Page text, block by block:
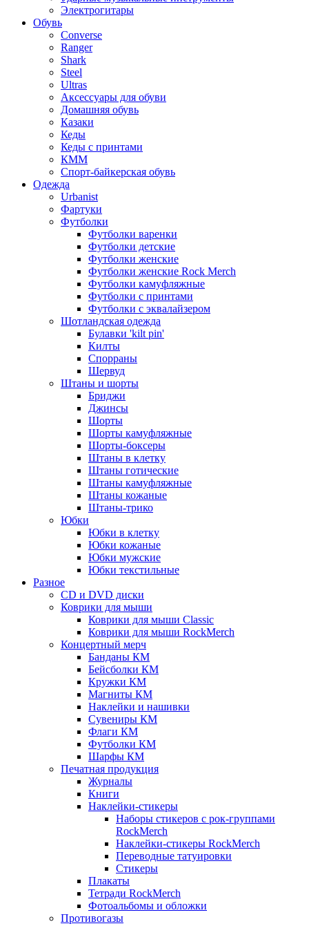
Электрогитары
Обувь
Converse
Ranger
Shark
Steel
Ultras
Аксессуары для обуви
Домашняя обувь
Казаки
Кеды
Кеды с принтами
КММ
Спорт-байкерская обувь
Одежда
Urbanist
Фартуки
Футболки
Футболки варенки
Футболки детские
Футболки женские
Футболки женские Rock Merch
Футболки камуфляжные
Футболки с принтами
Футболки с эквалайзером
Шотландская одежда
Булавки 'kilt pin'
Килты
Спорраны
Шервуд
Штаны и шорты
Бриджи
Джинсы
Шорты
Шорты камуфляжные
Шорты-боксеры
Штаны в клетку
Штаны готические
Штаны камуфляжные
Штаны кожаные
Штаны-трико
Юбки
Юбки в клетку
Юбки кожаные
Юбки мужские
Юбки текстильные
Разное
CD и DVD диски
Коврики для мыши
Коврики для мыши Classic
Коврики для мыши RockMerch
Концертный мерч
Банданы КМ
Бейсболки КМ
Кружки КМ
Магниты КМ
Наклейки и нашивки
Сувениры КМ
Флаги КМ
Футболки КМ
Шарфы КМ
Печатная продукция
Журналы
Книги
Наклейки-стикеры
Наборы стикеров с рок-группами
RockMerch
Наклейки-стикеры RockMerch
Переводные татуировки
Стикеры
Плакаты
Тетради RockMerch
Фотоальбомы и обложки
Противогазы